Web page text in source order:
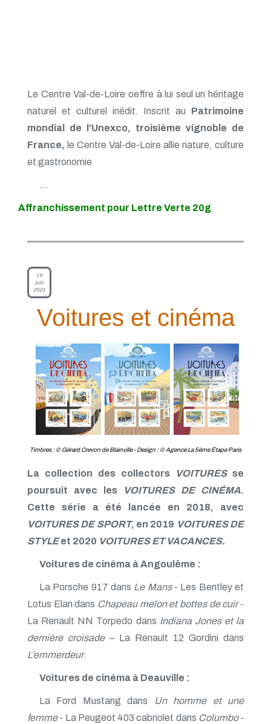
Le Centre Val-de-Loire oeffre à lui seul un héritage
naturel et culturel inédit. Inscrit au Patrimoine
mondial de l'Unexco, troisième vignoble de
France, le Centre Val-de-Loire allie nature, culture
et gastronomie
...
Affranchissement pour Lettre Verte 20g
19
juin
2021
Voitures et cinéma
Timbres : © Gérard Crevon de Blainville - Design : © Agence La 5ème Étape Paris
La collection des collectors VOITURESse
poursuit avec les
VOITURES DE CINÉMA.
Cette série a été lancée en 2018, avec
VOITURES DE SPORT, en 2019 VOITURES DE
STYLEet 2020 VOITURES ET VACANCES.
Voitures de cinéma à Angoulême :
La Porsche 917 dans Le Mans- Les Bentley et
Lotus Elan dans Chapeau melon et bottes de cuir-
La Renault NN Torpedo dans Indiana Jones et la
dernière croisade– La Renault 12 Gordini dans
L’emmerdeur.
Voitures de cinéma à Deauville :
La Ford Mustang dans
Un homme et une
femme- La Peugeot 403 cabriolet dans Columbo-